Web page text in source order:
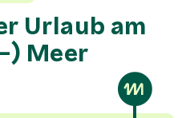
Urlaub am
Meer